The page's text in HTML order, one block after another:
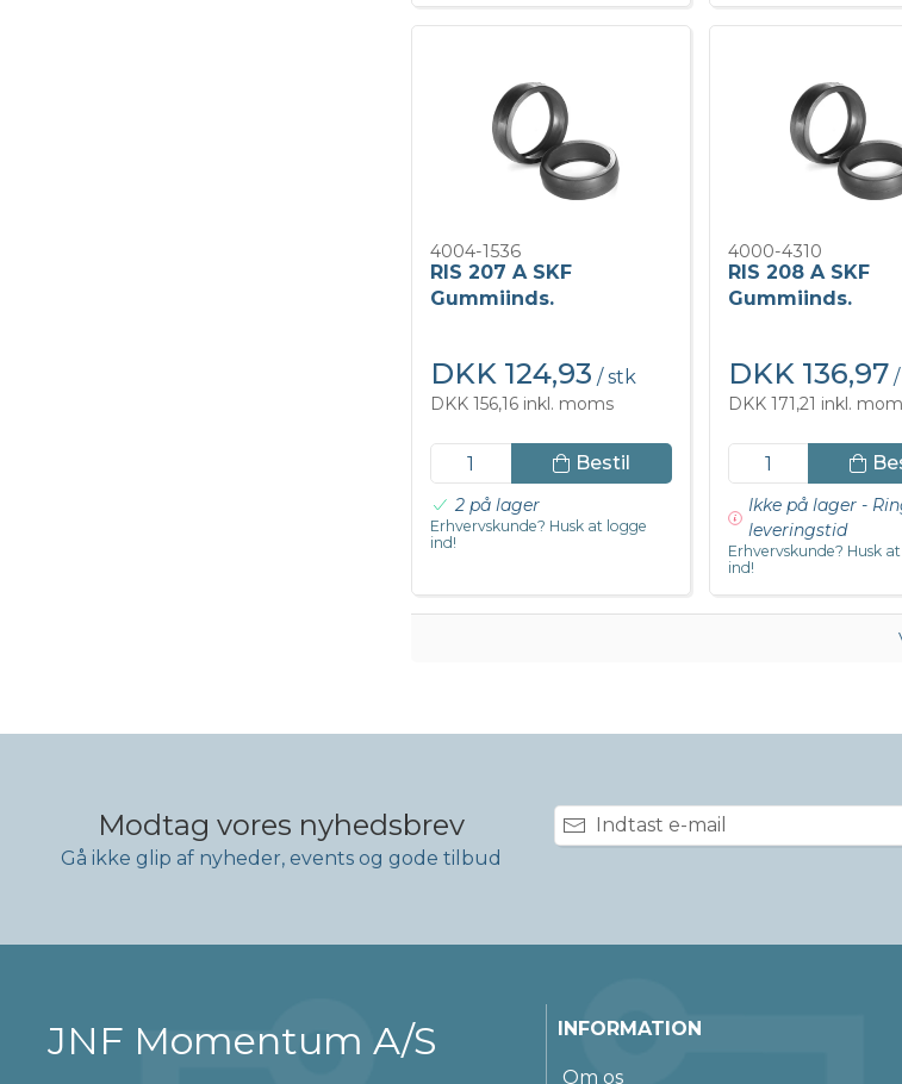
4004-1536
RIS 207 A SKF
Gummiinds.
DKK 124,93 / stk
DKK 156,16 inkl. moms
Bestil
2 på lager
Erhvervskunde? Husk at logge
ind!
4000-4310
RIS 208 A SKF
Gummiinds.
DKK 136,97
DKK 171,21 inkl.
Ikke på lager -
leveringstid
Erhvervskunde? Husk
ind!
Modtag vores nyhedsbrev
Gå ikke glip af nyheder, events og gode tilbud
JNF Momentum A/S INFORMATION
Om os